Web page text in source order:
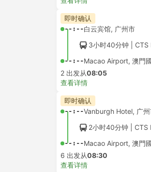
即时确认
--:--白云宾馆, 广州市
3小时40分钟 | CTS
--:--Macao Airport, 澳門
2 出发从08:05
查看详情
即时确认
--:--Vanburgh Hotel, 广
2小时40分钟 | CTS
--:--Macao Airport, 澳門
6 出发从08:30
查看详情